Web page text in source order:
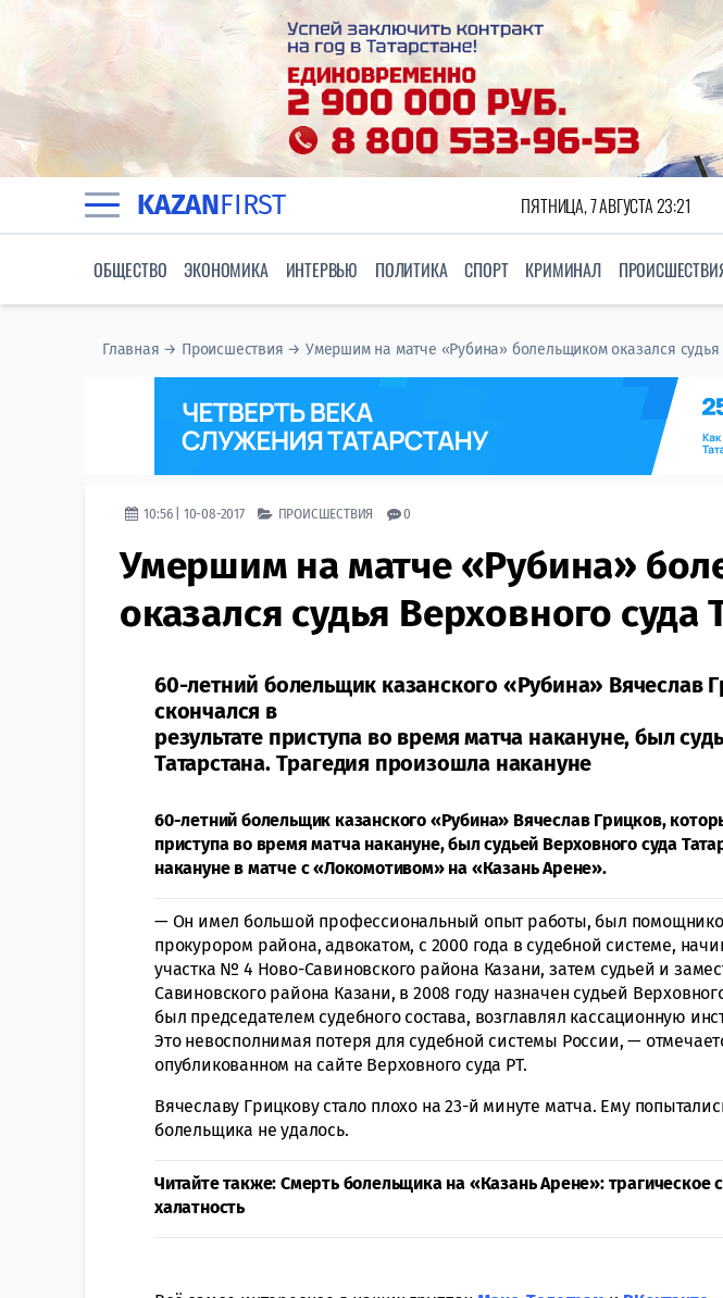
KAZANFIRST ПЯТНИЦА, 7 АВГУСТА 23:21
ОБЩЕСТВО ЭКОНОМИКА ИНТЕРВЬЮ ПОЛИТИКА СПОРТ КРИМИНАЛ
Главная → Происшествия →Умершим на матче «Рубина» болельщиком оказался судья
10:56 | 10-08-2017 ПРОИСШЕСТВИЯ 0
Умершим на матче «Рубина»
оказался судья Верховного суда
60-летний болельщик казанского «Рубина» Вячеслав
скончался в
результате приступа во время матча накануне, был
Татарстана. Трагедия произошла накануне
60-летний болельщик казанского «Рубина» Вячеслав Грицков,
приступа во время матча накануне, был судьей Верховного суда
накануне в матче с «Локомотивом» на «Казань Арене».
— Он имел большой профессиональный опыт работы, был
прокурором района, адвокатом, с 2000 года в судебной системе,
участка № 4 Ново-Савиновского района Казани, затем судьей и
Савиновского района Казани, в 2008 году назначен судьей
был председателем судебного состава, возглавлял кассационную
Это невосполнимая потеря для судебной системы России, —
опубликованном на сайте Верховного суда РТ.
Вячеславу Грицкову стало плохо на 23-й минуте матча. Ему
болельщика не удалось.
Читайте также: Смерть болельщика на «Казань Арене»: трагическое
халатность